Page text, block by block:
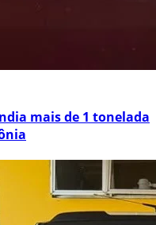
mais de 1 tonelada